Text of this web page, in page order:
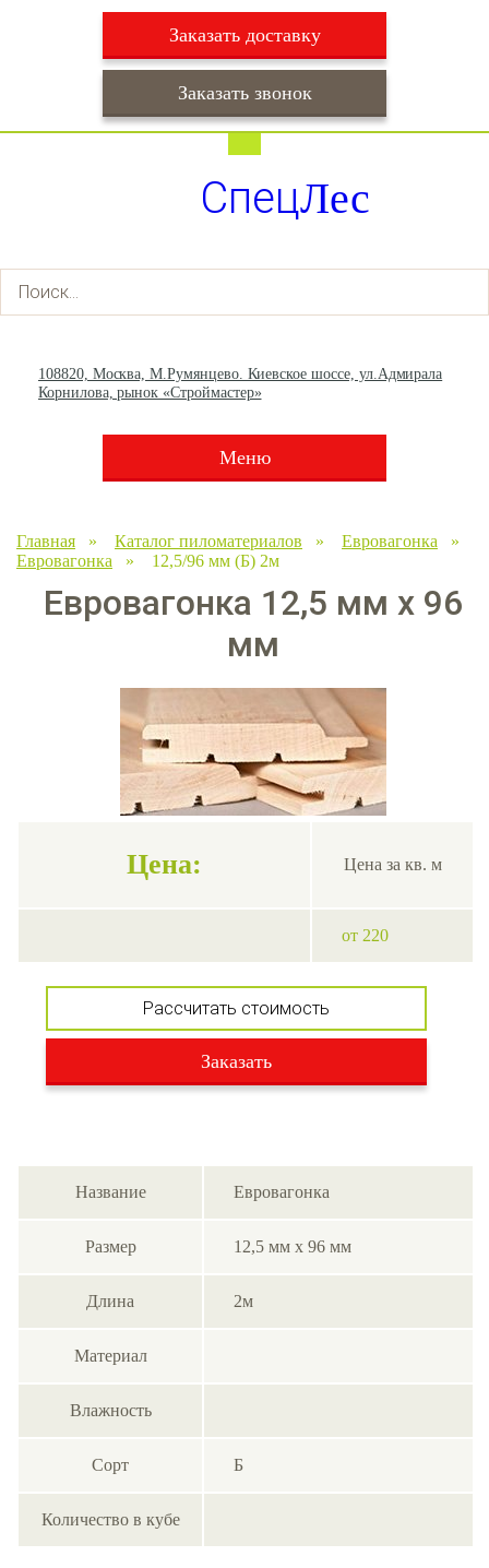
Заказать доставку
Заказать звонок
+7 (495) 003-36-93
СпецЛес
108820, Москва, М.Румянцево. Киевское шоссе, ул.Адмирала
Корнилова, рынок «Строймастер»
Меню
Главная » Каталог пиломатериалов » Евровагонка »
Евровагонка » 12,5/96 мм (Б) 2м
Евровагонка 12,5 мм х 96
мм
Цена: Цена за кв. м
от 220
Рассчитать стоимость
Заказать
Название Евровагонка
Размер 12,5 мм х 96 мм
Длина 2м
Материал
Влажность
Сорт Б
Количество в кубе